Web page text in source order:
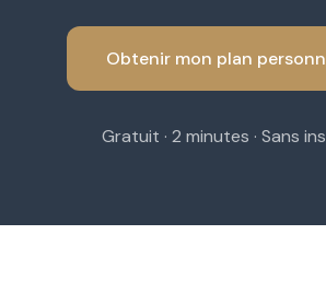
Obtenir mon plan
Gratuit · 2 minutes · Sans